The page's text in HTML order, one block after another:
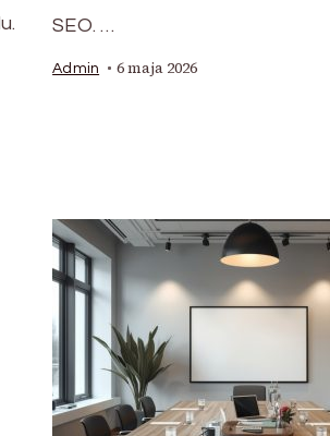
SEO. …
Admin 6 maja 2026